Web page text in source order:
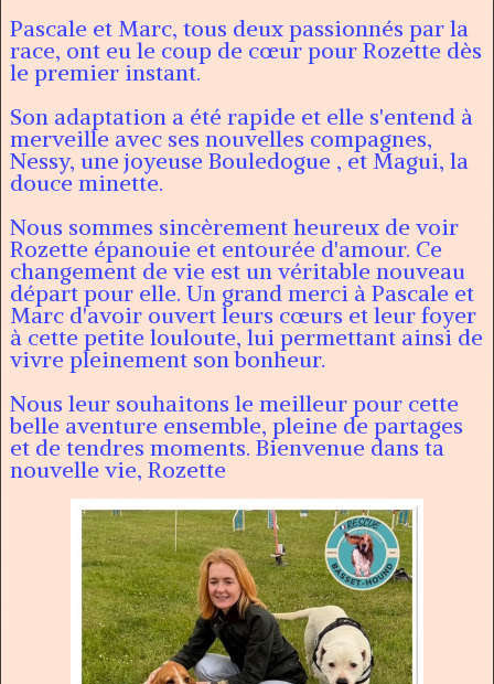
Pascale et Marc, tous deux passionnés par la
race, ont eu le coup de cœur pour Rozette dès
le premier instant.
Son adaptation a été rapide et elle s'entend à
merveille avec ses nouvelles compagnes,
Nessy, une joyeuse Bouledogue , et Magui, la
douce minette.
Nous sommes sincèrement heureux de voir
Rozette épanouie et entourée d'amour. Ce
changement de vie est un véritable nouveau
départ pour elle. Un grand merci à Pascale et
Marc d'avoir ouvert leurs cœurs et leur foyer
à cette petite louloute, lui permettant ainsi de
vivre pleinement son bonheur.
Nous leur souhaitons le meilleur pour cette
belle aventure ensemble, pleine de partages
et de tendres moments. Bienvenue dans ta
nouvelle vie, Rozette